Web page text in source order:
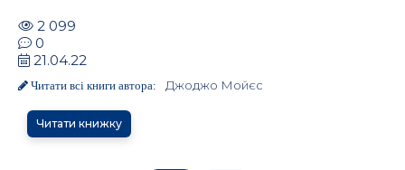
2 099
0
21.04.22
Читати всі книги автора: Джоджо Мойєс
Читати книжку